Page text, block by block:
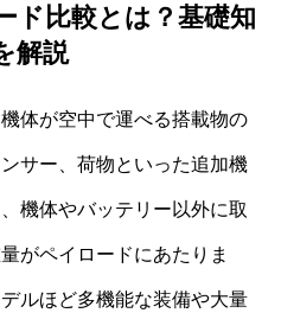
ド比較とは？基礎知
解説
体が空中で運べる搭載物の
サー、荷物といった追加機
機体やバッテリー以外に取
がペイロードにあたりま
ルほど多機能な装備や大量